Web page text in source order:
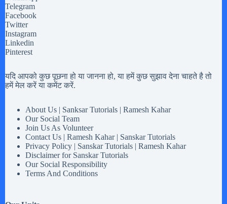
Telegram
Facebook
Twitter
Instagram
Linkedin
Pinterest
यदि आपको कुछ पूछना हो या जानना हो, या हमें कुछ सुझाव देना चाहते है तो
हमें मेल करें या कमेंट करें.
About Us | Sanksar Tutorials | Ramesh Kahar
Our Social Team
Join Us As Volunteer
Contact Us | Ramesh Kahar | Sanskar Tutorials
Privacy Policy | Sanskar Tutorials | Ramesh Kahar
Disclaimer for Sanskar Tutorials
Our Social Responsibility
Terms And Conditions